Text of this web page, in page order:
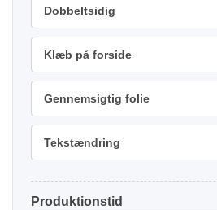
Dobbeltsidig
Klæb på forside
Gennemsigtig folie
Tekstændring
Produktionstid